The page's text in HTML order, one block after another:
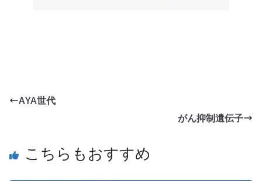
AYA世代
がん抑制遺伝子
こちらもおすすめ